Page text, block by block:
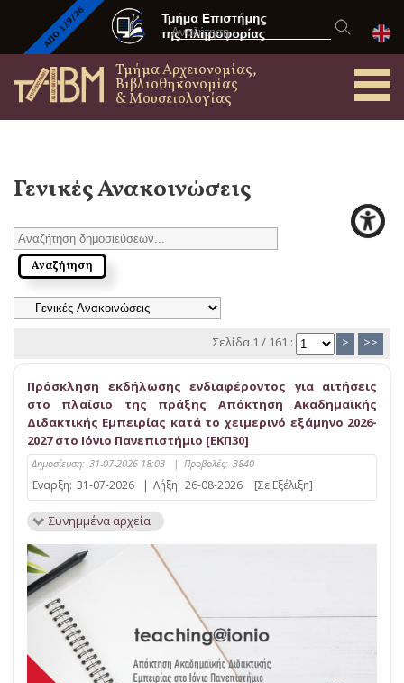
Τμήμα Αρχειονομίας,
Βιβλιοθηκονομίας
& Μουσειολογίας
Γενικές Ανακοινώσεις
Σελίδα 1 / 161 : > >>
Πρόσκληση εκδήλωσης ενδιαφέροντος για αιτήσεις
στο πλαίσιο της πράξης Απόκτηση Ακαδημαϊκής
Διδακτικής Εμπειρίας κατά το χειμερινό εξάμηνο 2026-
2027 στο Ιόνιο Πανεπιστήμιο [ΕΚΠ30]
Δημοσίευση: 31-07-2026 18:03 | Προβολές: 3840
Έναρξη: 31-07-2026 | Λήξη: 26-08-2026 [Σε Εξέλιξη]
Συνημμένα αρχεία